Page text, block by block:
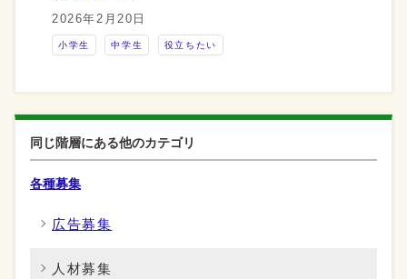
2026年2月20日
小学生 中学生 役立ちたい
同じ階層にある他のカテゴリ
各種募集
広告募集
人材募集